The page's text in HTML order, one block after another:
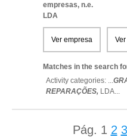
empresas, n.e.
LDA
Ver empresa
Matches in the search
Activity categories: ...
REPARAÇÕES, LDA...
Pág. 1 2 3